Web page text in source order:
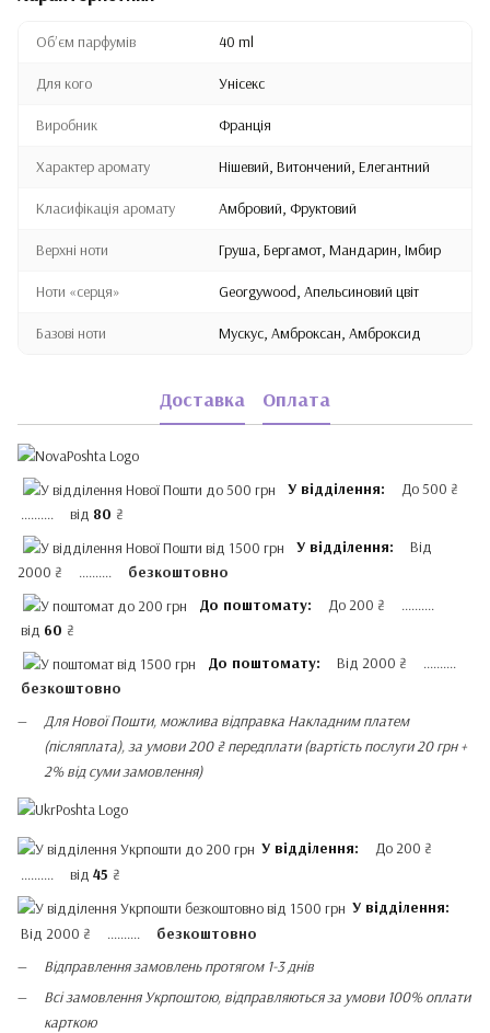
Обʼєм парфумів 40 ml
Для кого Унісекс
Виробник Франція
Характер аромату Нішевий, Витончений, Елегантний
Класифікація аромату Амбровий, Фруктовий
Верхні ноти Груша, Бергамот, Мандарин, Імбир
Ноти «серця» Georgywood, Апельсиновий цвіт
Базові ноти Мускус, Амброксан, Амброксид
Доставка Оплата
У відділення: До 500 ₴
.......... від 80 ₴
У відділення: Від
2000 ₴ .......... безкоштовно
До поштомату: До 200 ₴ ..........
від 60 ₴
До поштомату: Від 2000 ₴ ..........
безкоштовно
Для Нової Пошти, можлива відправка Накладним платем
(післяплата), за умови 200 ₴ передплати (вартість послуги 20 грн +
2% від суми замовлення)
У відділення: До 200 ₴
.......... від 45 ₴
У відділення:
Від 2000 ₴ .......... безкоштовно
Відправлення замовлень протягом 1-3 днів
Всі замовлення Укрпоштою, відправляються за умови 100% оплати
карткою